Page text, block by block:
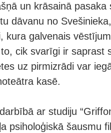
un krāsainā
dāvanu no
kura galvenais
cik svarīgi ir saprast
uz pirmizrādi var
kasē.
ar studiju
psiholoģiskā šausmu